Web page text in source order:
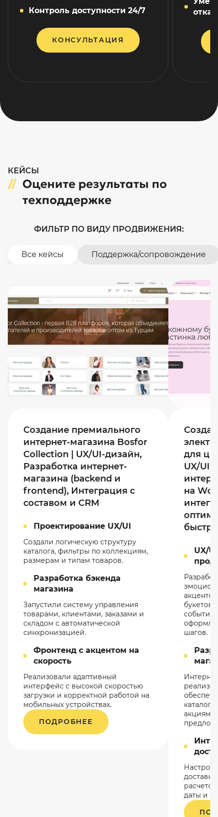
Контроль доступности 24/7
КОНСУЛЬТАЦИЯ
Оцените результаты по
техподдержке
КЕЙСЫ
ФИЛЬТР ПО ВИДУ ПРОДВИЖЕНИЯ:
Все кейсы Поддержка/сопровождение
Создание премиального
интернет-магазина Bosfor
Collection | UX/UI-дизайн,
Разработка интернет-
магазина (backend и
frontend), Интеграция с
составом и CRM
Проектирование UX/UI
Создали логическую структуру
каталога, фильтры по коллекциям,
размерам и типам товаров.
Разработка бэкенда
магазина
Запустили систему управления
товарами, клиентами, заказами и
складом с автоматической
синхронизацией.
Фронтенд с акцентом на
скорость
Реализовали адаптивный
интерфейс с высокой скоростью
загрузки и корректной работой на
мобильных устройствах.
ПОДРОБНЕЕ
для
UX/UI-
на
UX/
букетов
событий
шагов.
акциями
даты и